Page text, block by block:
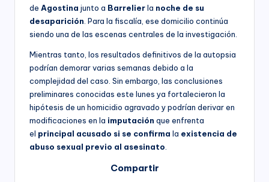
de Agostina junto a Barrelierla noche de su
desaparición . Para la fiscalía, ese domicilio continúa
siendo una de las escenas centrales de la investigación.
Mientras tanto, los resultados definitivos de la autopsia
podrían demorar varias semanas debido a la
complejidad del caso. Sin embargo, las conclusiones
preliminares conocidas este lunes ya fortalecieron la
hipótesis de un homicidio agravado y podrían derivar en
modificaciones en la imputación que enfrenta
el principal acusado si se confirma la existencia de
abuso sexual previo al asesinato
Compartir